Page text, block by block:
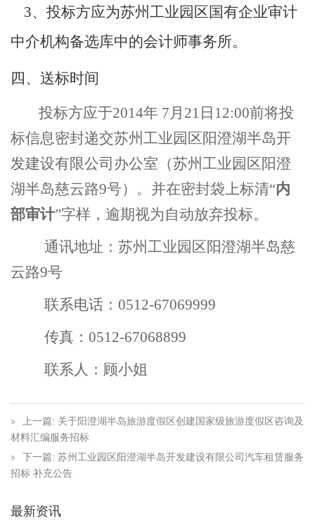
3、投标方应为苏州工业园区国有企业审计
中介机构备选库中的会计师事务所。
四、送标时间
投标方应于2014年 7月21日12:00前将投
标信息密封递交苏州工业园区阳澄湖半岛开
发建设有限公司办公室（苏州工业园区阳澄
湖半岛慈云路9号）。并在密封袋上标清“内
部审计”字样，逾期视为自动放弃投标。
通讯地址：苏州工业园区阳澄湖半岛慈
云路9号
联系电话：0512-67069999
传真：0512-67068899
联系人：顾小姐
上一篇: 关于阳澄湖半岛旅游度假区创建国家级旅游度假区咨询及
材料汇编服务招标
下一篇: 苏州工业园区阳澄湖半岛开发建设有限公司汽车租赁服务
招标 补充公告
最新资讯